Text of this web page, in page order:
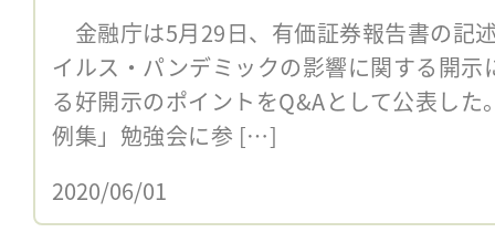
金融庁は5月29日、有価証券報告書の記
イルス・パンデミックの影響に関する開
る好開示のポイントをQ&Aとして公表し
例集」勉強会に参 […]
2020/06/01